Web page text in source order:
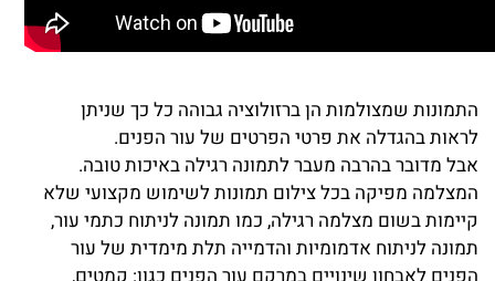
התמונות שמצולמות הן ברזולוציה גבוהה כל כך שניתן
לראות בהגדלה את פרטי הפרטים של עור הפנים.
אבל מדובר בהרבה מעבר לתמונה רגילה באיכות טובה.
המצלמה מפיקה בכל צילום תמונות לשימוש מקצועי שלא
קיימות בשום מצלמה רגילה, כמו תמונה לניתוח כתמי עור,
תמונה לניתוח אדמומיות והדמייה תלת מימדית של עור